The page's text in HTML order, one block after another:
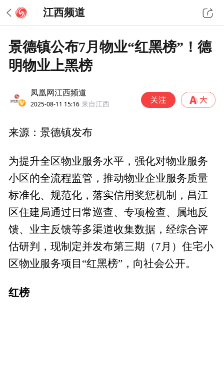
江西频道
景德镇公布7月物业“红黑榜”！德
明物业上黑榜
凤凰网江西频道
2025-08-11 15:16 来自江西
来源：景德镇发布
为提升全区物业服务水平，强化对物业服务
小区的全流程监管，推动物业企业服务质量
标准化、规范化，落实信用奖惩机制，昌江
区住建局通过日常巡查、专项检查、属地反
馈、业主反馈等多渠道收集数据，经综合评
估研判，现制定并发布第三期（7月）住宅小
区物业服务项目“红黑榜”，向社会公开。
红榜